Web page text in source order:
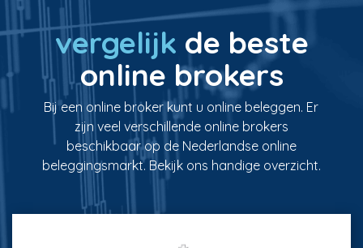
vergelijk de beste
online brokers
Bij een online broker kunt u online beleggen. Er
zijn veel verschillende online brokers
beschikbaar op de Nederlandse online
beleggingsmarkt. Bekijk ons handige overzicht.